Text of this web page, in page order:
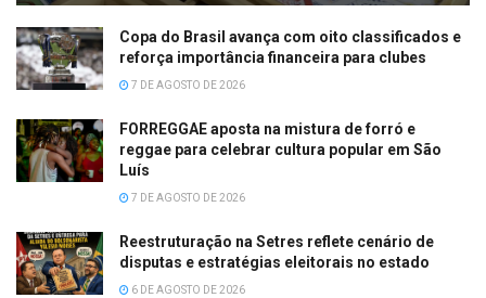
Copa do Brasil avança com oito classificados e
reforça importância financeira para clubes
7 DE AGOSTO DE 2026
FORREGGAE aposta na mistura de forró e
reggae para celebrar cultura popular em São
Luís
7 DE AGOSTO DE 2026
Reestruturação na Setres reflete cenário de
disputas e estratégias eleitorais no estado
6 DE AGOSTO DE 2026